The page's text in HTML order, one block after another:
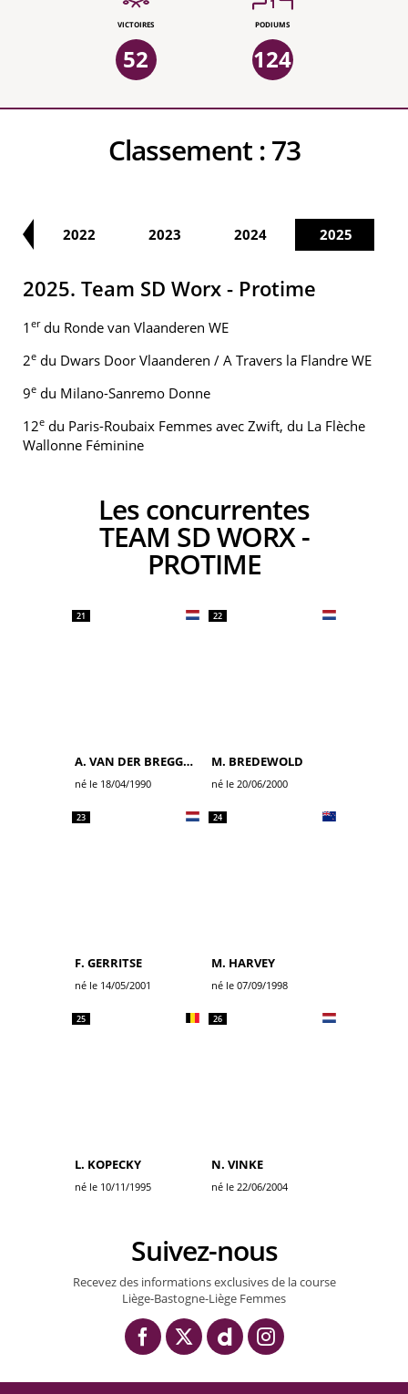
VICTOIRES
52
PODIUMS
124
Classement :73
2022 2023 2024 2025
2025. Team SD Worx - Protime
1 erdu Ronde van Vlaanderen WE
2e du Dwars Door Vlaanderen / A Travers la Flandre WE
9e du Milano-Sanremo Donne
12e du Paris-Roubaix Femmes avec Zwift, du La Flèche
Wallonne Féminine
Les concurrentes
TEAM SD WORX -
PROTIME
21
A. VAN DER BREGGEN
né le 18/04/1990
22
M. BREDEWOLD
né le 20/06/2000
23
F. GERRITSE
né le 14/05/2001
24
M. HARVEY
né le 07/09/1998
25
L. KOPECKY
né le 10/11/1995
26
N. VINKE
né le 22/06/2004
Suivez-nous
Recevez des informations exclusives de la course
Liège-Bastogne-Liège Femmes